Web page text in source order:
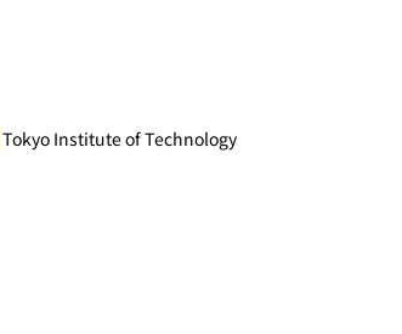
Tokyo Institute of Technology